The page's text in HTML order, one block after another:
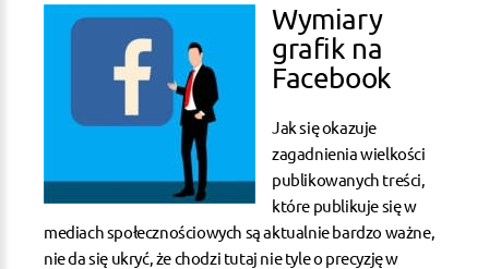
Wymiary
grafik na
Facebook
Jak się okazuje
zagadnienia wielkości
publikowanych treści,
które publikuje się w
mediach społecznościowych są aktualnie bardzo ważne,
nie da się ukryć, że chodzi tutaj nie tyle o precyzję w